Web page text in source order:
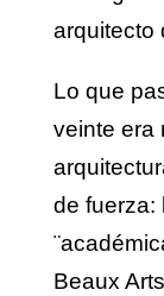
arquitecto
Lo que
veinte era
de fuerza:
Beaux